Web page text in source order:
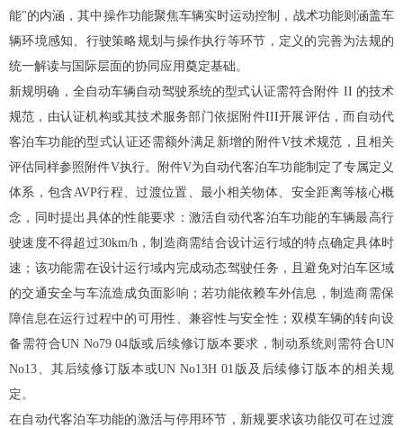
能"的内涵，其中操作功能聚焦车辆实时运动控制，战术功能则涵盖车
辆环境感知、行驶策略规划与操作执行等环节，定义的完善为法规的
统一解读与国际层面的协同应用奠定基础。
新规明确，全自动车辆自动驾驶系统的型式认证需符合附件 II 的技术
规范，由认证机构或其技术服务部门依据附件III开展评估，而自动代
客泊车功能的型式认证还需额外满足新增的附件V技术规范，且相关
评估同样参照附件V执行。附件V为自动代客泊车功能制定了专属定义
体系，包含AVP行程、过渡位置、最小相关物体、安全距离等核心概
念，同时提出具体的性能要求：激活自动代客泊车功能的车辆最高行
驶速度不得超过30km/h，制造商需结合设计运行域的特点确定具体时
速；该功能需在设计运行域内完成动态驾驶任务，且避免对泊车区域
的交通安全与车流造成负面影响；若功能依赖车外信息，制造商需保
障信息在运行过程中的可用性、兼容性与安全性；双模车辆的转向设
备需符合UN No79 04版或后续修订版本要求，制动系统则需符合UN
No13、其后续修订版本或UN No13H 01版及后续修订版本的相关规
定。
在自动代客泊车功能的激活与停用环节，新规要求该功能仅可在过渡